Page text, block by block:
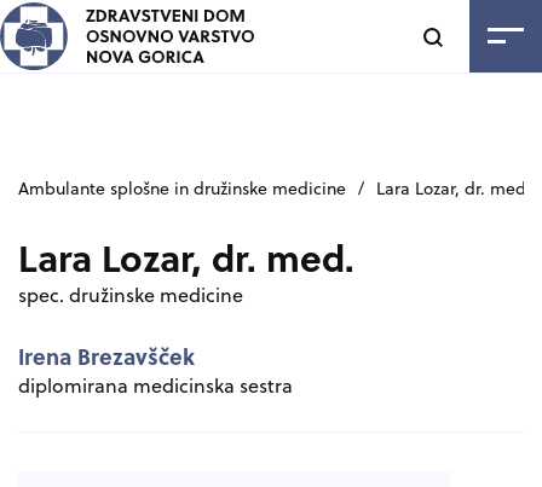
Ambulante splošne in družinske medicine / Lara Lozar, dr. med.
Lara Lozar, dr. med.
spec. družinske medicine
Irena Brezavšček
diplomirana medicinska sestra